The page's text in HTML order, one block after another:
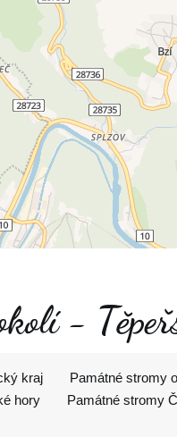
-
kraj Památné stromy
hory
Památné stromy